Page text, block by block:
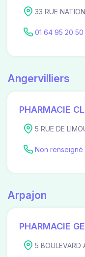
33 RUE
01 64 95 20 50
Angervilliers
PHARMACIE
5 RUE DE
Non renseigné
Arpajon
PHARMACIE
5 BOULEVARD